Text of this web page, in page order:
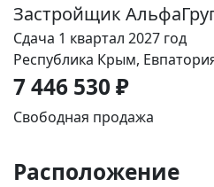
Застройщик
Сдача 1 квартал 2027 год
Республика Крым,
7 446 530 ₽
Свободная продажа
Расположение